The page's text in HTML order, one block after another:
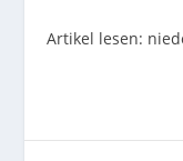
Artikel lesen: